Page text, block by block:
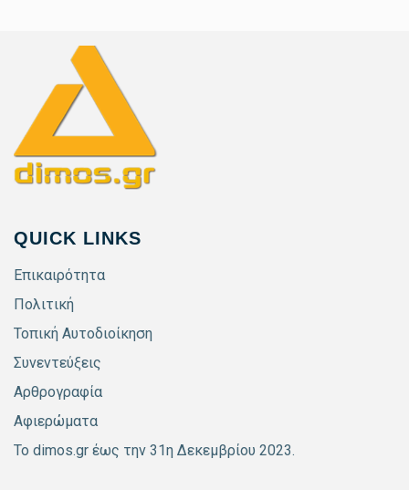
QUICK LINKS
Επικαιρότητα
Πολιτική
Τοπική Αυτοδιοίκηση
Συνεντεύξεις
Αρθρογραφία
Αφιερώματα
Το dimos.gr έως την 31η Δεκεμβρίου 2023.